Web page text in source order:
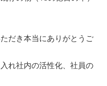
だき本当にありがとうご
れ社内の活性化、社員の